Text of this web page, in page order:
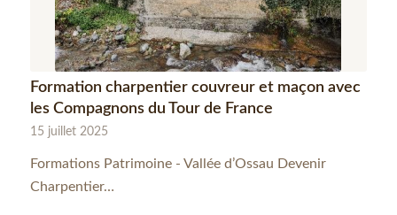
Formation charpentier couvreur et maçon avec
les Compagnons du Tour de France
15 juillet 2025
Formations Patrimoine - Vallée d’Ossau Devenir
Charpentier…